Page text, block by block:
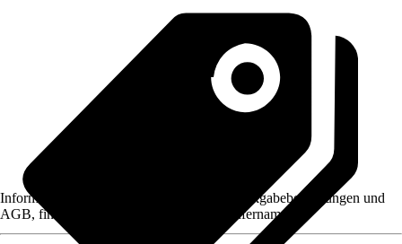
Informationen des Verkäufers, wie z. B. Rückgabebedingungen und
AGB, finden Sie bei Klick auf den Verkäufernamen.